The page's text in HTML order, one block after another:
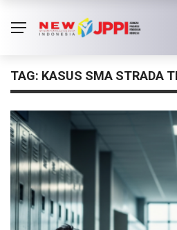
TAG: KASUS SMA STRADA